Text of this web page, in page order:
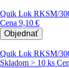
Quik Lok RKSM/
Cena 9,10 €
Objednať
Quik Lok RKSM/
Skladom > 10 ks